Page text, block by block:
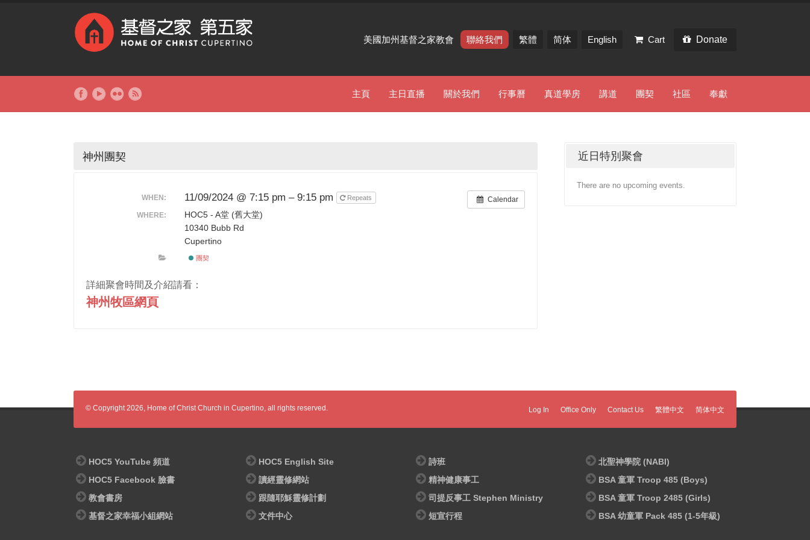
美國加州基督之家教會 聯絡我們 繁體 简体 English Cart Donate
主頁 主日直播 關於我們 行事曆 真道學房 講道 團契 社區 奉獻
神州團契
Calendar
WHEN: 11/09/2024 @ 7:15 pm – 9:15 pm Repeats
WHERE:
HOC5 - A堂 (舊大堂)
10340 Bubb Rd
Cupertino
團契
詳細聚會時間及介紹請看：
神州牧區網頁
近日特別聚會
There are no upcoming events.
© Copyright 2026, Home of Christ Church in Cupertino, all rights reserved. Log In Office Only Contact Us 繁體中文 简体中文
HOC5 YouTube 頻道
HOC5 Facebook 臉書
教會書房
基督之家幸福小組網站
HOC5 English Site
讀經靈修網站
跟隨耶穌靈修計劃
文件中心
詩班
精神健康事工
司提反事工 Stephen Ministry
短宣行程
北聖神學院 (NABI)
BSA 童軍 Troop 485 (Boys)
BSA 童軍 Troop 2485 (Girls)
BSA 幼童軍 Pack 485 (1-5年級)